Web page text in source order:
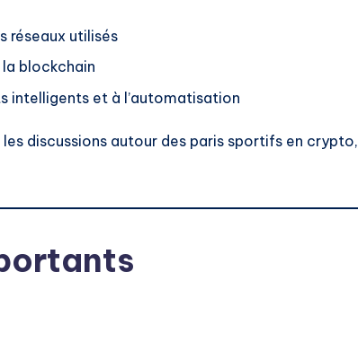
réseaux utilisés
blockchain
intelligents et à l’automatisation
discussions autour des paris sportifs en crypto,